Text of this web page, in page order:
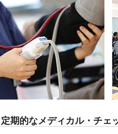
定期的なメディカル・チェ